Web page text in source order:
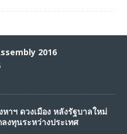
2016
าฯ ดวงเมือง หลังรัฐบาลใหม่
งทุนระหว่างประเทศ